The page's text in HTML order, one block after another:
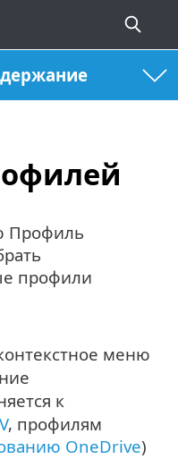
Профиль
профили
меню
к
, профилям
OneDrive)